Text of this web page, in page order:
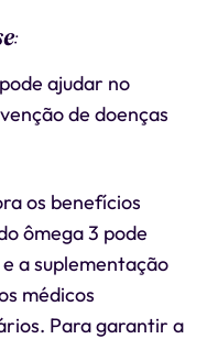
:
ajudar no
de doenças
os benefícios
ômega 3 pode
a suplementação
médicos
Para garantir a